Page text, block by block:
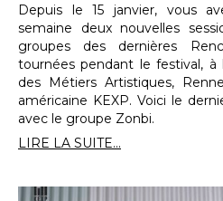
Depuis le 15 janvier, vous
semaine deux nouvelles
groupes des dernières
tournées pendant le festival, à
des Métiers Artistiques,
américaine KEXP. Voici le
avec le groupe Zonbi.
LIRE LA SUITE...